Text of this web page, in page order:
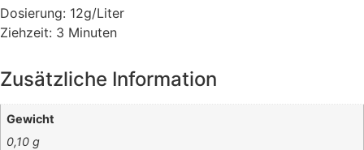
Dosierung: 12g/Liter
Ziehzeit: 3 Minuten
Zusätzliche Information
Gewicht
0,10 g